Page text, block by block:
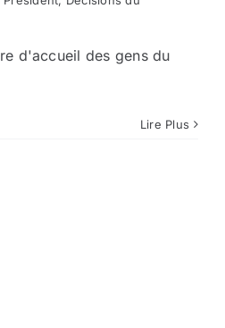
d'accueil des gens du
Lire Plus